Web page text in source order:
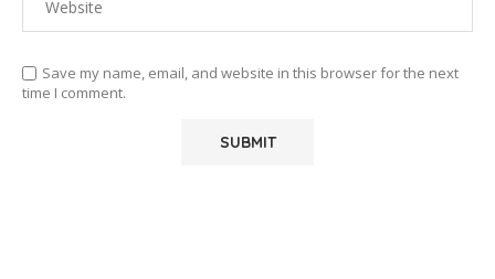
Save my name, email, and website in this browser for the next
time I comment.